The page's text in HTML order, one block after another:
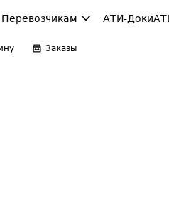
Перевозчикам АТИ-Доки
Заказы